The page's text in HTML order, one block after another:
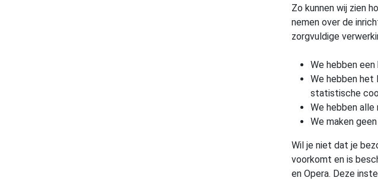
Zo kunnen wij zien
nemen over de
zorgvuldige
We hebben
We hebben het
statistische
We hebben alle
We maken
Wil je niet dat je
voorkomt en is
en Opera. Deze